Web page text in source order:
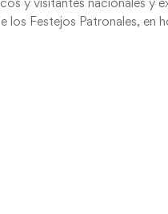
y visitantes nacionales y
los Festejos Patronales, en